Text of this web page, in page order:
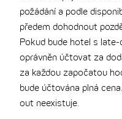
požádání a podle
předem dohodnout
Pokud bude hotel s
oprávněn účtovat za
za každou započatou
bude účtována plná
out neexistuje.